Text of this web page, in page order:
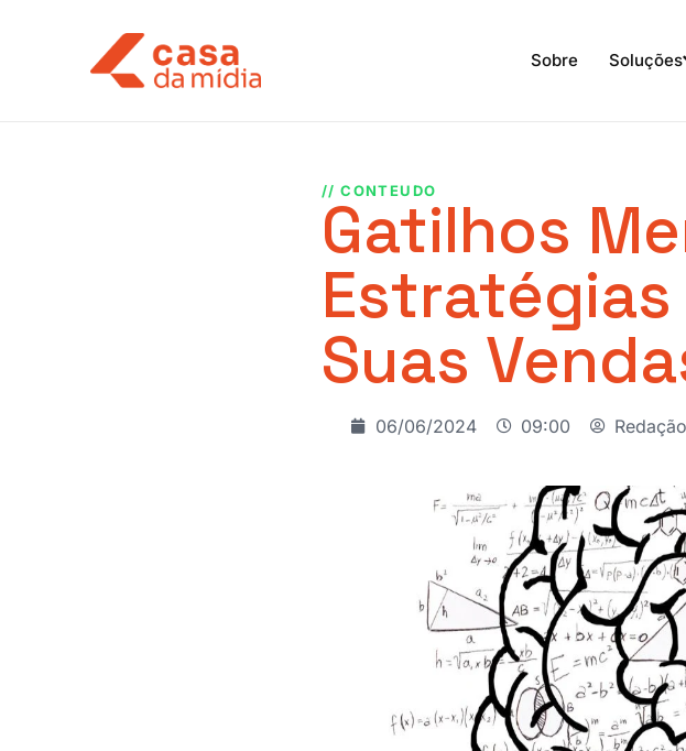
Sobre Soluções
// CONTEUDO
Gatilhos
Suas
06/06/2024 09:00 Redação